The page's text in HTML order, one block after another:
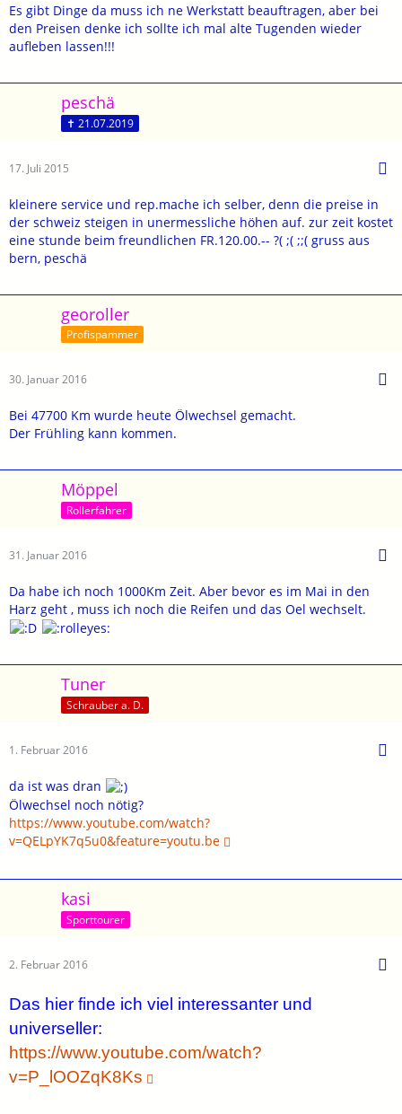
Es gibt Dinge da muss ich ne Werkstatt beauftragen, aber bei
den Preisen denke ich sollte ich mal alte Tugenden wieder
aufleben lassen!!!
peschä
✝ 21.07.2019
17. Juli 2015
kleinere service und rep.mache ich selber, denn die preise in
der schweiz steigen in unermessliche höhen auf. zur zeit kostet
eine stunde beim freundlichen FR.120.00.-- ?( ;( ;;( gruss aus
bern, peschä
georoller
Profispammer
30. Januar 2016
Bei 47700 Km wurde heute Ölwechsel gemacht.
Der Frühling kann kommen.
Möppel
Rollerfahrer
31. Januar 2016
Da habe ich noch 1000Km Zeit. Aber bevor es im Mai in den
Harz geht , muss ich noch die Reifen und das Oel wechselt.
Tuner
Schrauber a. D.
1. Februar 2016
da ist was dran
Ölwechsel noch nötig?
https://www.youtube.com/watch?
v=QELpYK7q5u0&feature=youtu.be
kasi
Sporttourer
2. Februar 2016
Das hier finde ich viel interessanter und
universeller:
https://www.youtube.com/watch?
v=P_lOOZqK8Ks